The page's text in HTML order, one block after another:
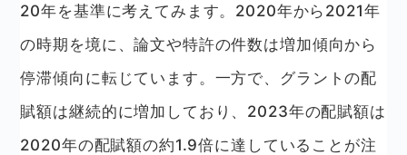
20年を基準に考えてみます。2020年から2021年
の時期を境に、論文や特許の件数は増加傾向から
停滞傾向に転じています。一方で、グラントの配
賦額は継続的に増加しており、2023年の配賦額は
2020年の配賦額の約1.9倍に達していることが注